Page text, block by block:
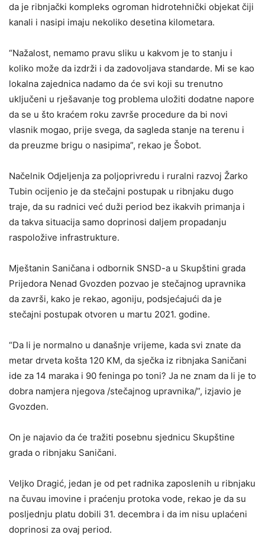
da je ribnjački kompleks ogroman hidrotehnički objekat čiji
kanali i nasipi imaju nekoliko desetina kilometara.
“Nažalost, nemamo pravu sliku u kakvom je to stanju i
koliko može da izdrži i da zadovoljava standarde. Mi se kao
lokalna zajednica nadamo da će svi koji su trenutno
uključeni u rješavanje tog problema uložiti dodatne napore
da se u što kraćem roku završe procedure da bi novi
vlasnik mogao, prije svega, da sagleda stanje na terenu i
da preuzme brigu o nasipima”, rekao je Šobot.
Načelnik Odjeljenja za poljoprivredu i ruralni razvoj Žarko
Tubin ocijenio je da stečajni postupak u ribnjaku dugo
traje, da su radnici već duži period bez ikakvih primanja i
da takva situacija samo doprinosi daljem propadanju
raspoložive infrastrukture.
Mještanin Saničana i odbornik SNSD-a u Skupštini grada
Prijedora Nenad Gvozden pozvao je stečajnog upravnika
da završi, kako je rekao, agoniju, podsjećajući da je
stečajni postupak otvoren u martu 2021. godine.
“Da li je normalno u današnje vrijeme, kada svi znate da
metar drveta košta 120 KM, da sječka iz ribnjaka Saničani
ide za 14 maraka i 90 feninga po toni? Ja ne znam da li je to
dobra namjera njegova /stečajnog upravnika/”, izjavio je
Gvozden.
On je najavio da će tražiti posebnu sjednicu Skupštine
grada o ribnjaku Saničani.
Veljko Dragić, jedan je od pet radnika zaposlenih u ribnjaku
na čuvau imovine i praćenju protoka vode, rekao je da su
posljednju platu dobili 31. decembra i da im nisu uplaćeni
doprinosi za ovaj period.